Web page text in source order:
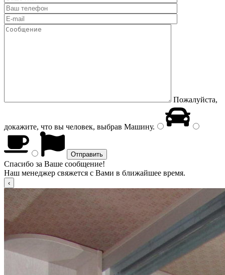
Пожалуйста,
докажите, что вы человек, выбрав Машину.
Спасибо за Ваше сообщение!
Наш менеджер свяжется с Вами в ближайшее время.